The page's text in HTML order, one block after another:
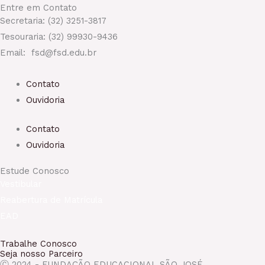
Entre em Contato
Secretaria: (32) 3251-3817
Tesouraria: (32) 99930-9436
Email: fsd@fsd.edu.br
Contato
Ouvidoria
Contato
Ouvidoria
Estude Conosco
Trabalhe Conosco
Seja nosso Parceiro